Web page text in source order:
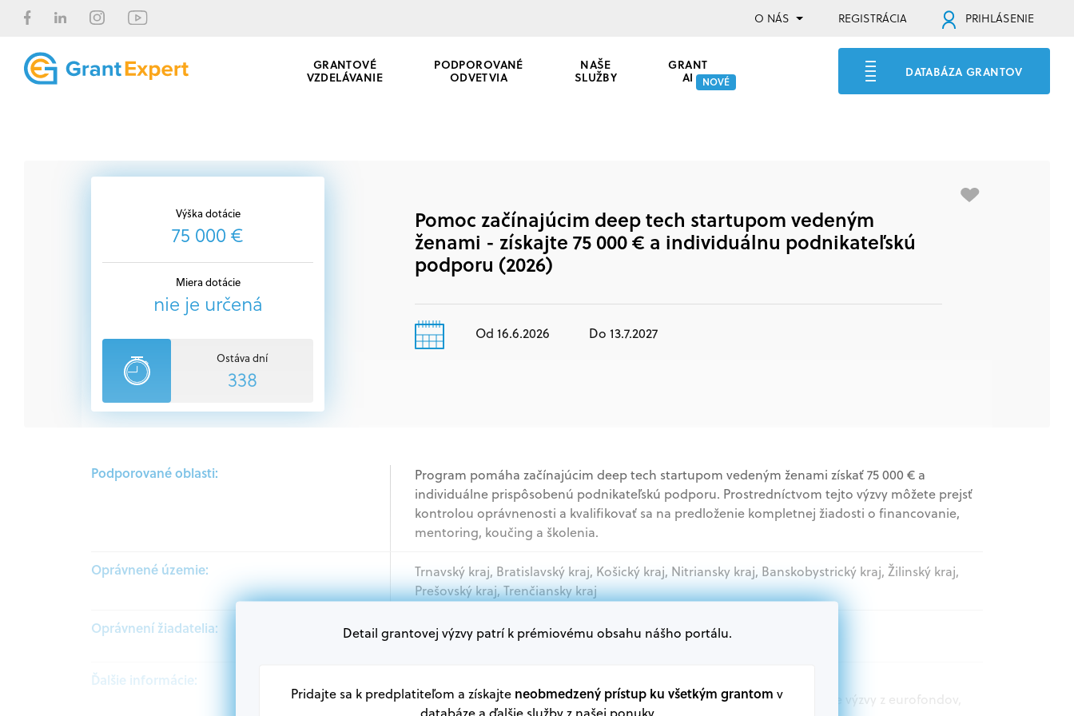
O NÁS REGISTRÁCIA PRIHLÁSENIE
GRANTOVÉ
VZDELÁVANIE
PODPOROVANÉ
ODVETVIA
NAŠE
SLUŽBY
GRANT
AI NOVÉ
DATABÁZA GRANTOV
Výška dotácie
75 000 €
Miera dotácie
nie je určená
Ostáva dní
338
Pomoc začínajúcim deep tech startupom vedeným
ženami - získajte 75 000 € a individuálnu podnikateľskú
podporu (2026)
Od 16.6.2026 Do 13.7.2027
Podporované oblasti:
Program pomáha začínajúcim deep tech startupom vedeným ženami získať 75 000 € a
individuálne prispôsobenú podnikateľskú podporu. Prostredníctvom tejto výzvy môžete prejsť
kontrolou oprávnenosti a kvalifikovať sa na predloženie kompletnej žiadosti o financovanie,
mentoring, koučing a školenia.
Oprávnené územie:
Trnavský kraj, Bratislavský kraj, Košický kraj, Nitriansky kraj, Banskobystrický kraj, Žilinský kraj,
Prešovský kraj, Trenčiansky kraj
Oprávnení žiadatelia:
Podnikatelia
Ďalšie informácie:
V databáze grantov a dotácií na portáli Grantexpert.sk nájdete aktuálne výzvy z eurofondov,
Detail grantovej výzvy patrí k prémiovému obsahu nášho portálu.
Pridajte sa k predplatiteľom a získajte neobmedzený prístup ku všetkým grantom v
databáze a ďalšie služby z našej ponuky